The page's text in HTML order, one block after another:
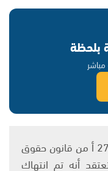
بلحظة
مباشر
يتم الاستخدام المواد وفقًا للمادة 27 أ من قانون حقوق
وإن كنت تعتقد أنه تم انتهاك